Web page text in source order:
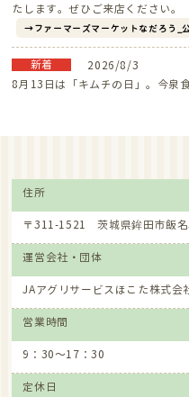
たします。ぜひご来店ください。
ファーマーズマーケットなだろう_
2026/8/3
新着
8月13日は「キムチの日」。今
8月5日は「たまごの日」 通常１
０円で販売します！ぜひご来店
ファーマーズマーケットなだろう
2026/6/26
新着
7月9日は「キムチの日」。今泉
得！ぜひご来店ください。
2026/6/26
新着
7月5日は「たまごの日」。10コ
お買い得！ぜひご来店ください。
住所
〒311-1521 茨城県鉾田市飯
運営会社・団体
JAアグリサービスほこた株式会
営業時間
9：30～17：30
定休日